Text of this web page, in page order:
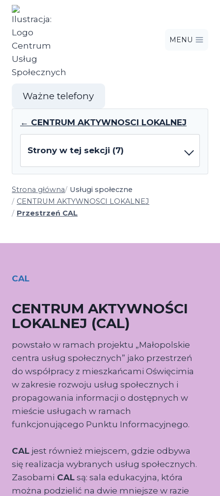
Przejdź
treści
MENU
Ważne telefony
← CENTRUM AKTYWNOSCI LOKALNEJ
Strony w tej sekcji (7)
Strona główna
Usługi społeczne
CENTRUM AKTYWNOSCI LOKALNEJ
Przestrzeń CAL
CAL
CENTRUM AKTYWNOŚCI
LOKALNEJ (CAL)
powstało w ramach projektu „Małopolskie
centra usług społecznych” jako przestrzeń
do współpracy z mieszkańcami Oświęcimia
w zakresie rozwoju usług społecznych i
propagowania informacji o dostępnych w
mieście usługach w ramach
funkcjonującego Punktu Informacyjnego.
CAL jest również miejscem, gdzie odbywa
się realizacja wybranych usług społecznych.
Zasobami CAL są: sala edukacyjna, która
można podzielić na dwie mniejsze w razie